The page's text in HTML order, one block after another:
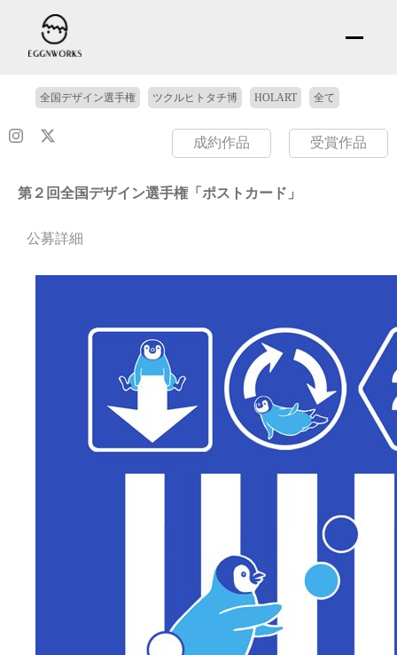
全国デザイン選手権 ツクルヒトタチ博 HOLART 全て
受賞作品
成約作品
第２回全国デザイン選手権「ポストカード」
公募詳細